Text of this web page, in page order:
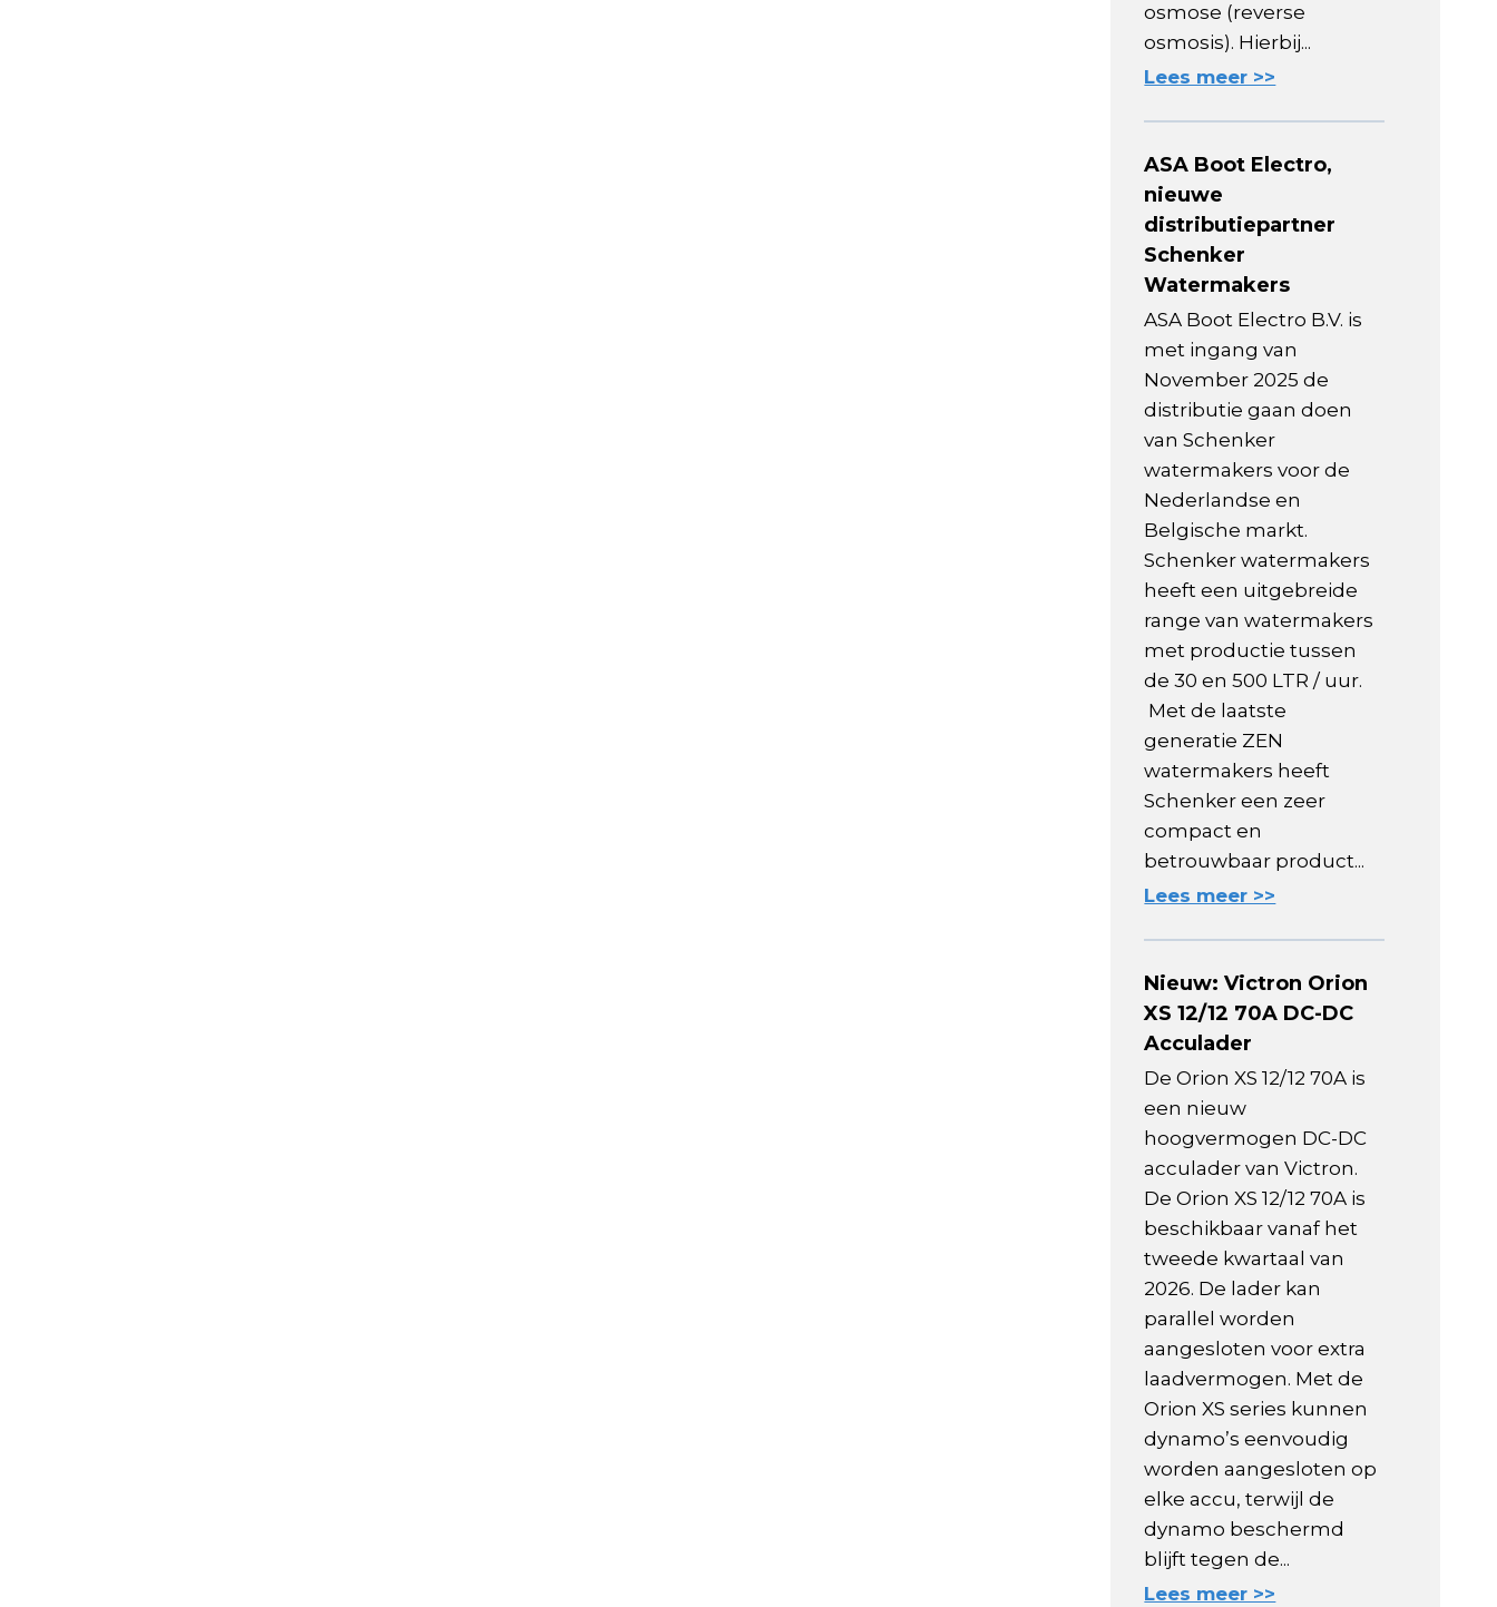
osmose (reverse
osmosis). Hierbij...
Lees meer >>
ASA Boot Electro,
nieuwe
distributiepartner
Schenker
Watermakers
ASA Boot Electro B.V. is
met ingang van
November 2025 de
distributie gaan doen
van Schenker
watermakers voor de
Nederlandse en
Belgische markt.
Schenker watermakers
heeft een uitgebreide
range van watermakers
met productie tussen
de 30 en 500 LTR / uur.
Met de laatste
generatie ZEN
watermakers heeft
Schenker een zeer
compact en
betrouwbaar product...
Lees meer >>
Nieuw: Victron Orion
XS 12/12 70A DC-DC
Acculader
De Orion XS 12/12 70A is
een nieuw
hoogvermogen DC-DC
acculader van Victron.
De Orion XS 12/12 70A is
beschikbaar vanaf het
tweede kwartaal van
2026. De lader kan
parallel worden
aangesloten voor extra
laadvermogen. Met de
Orion XS series kunnen
dynamo’s eenvoudig
worden aangesloten op
elke accu, terwijl de
dynamo beschermd
blijft tegen de...
Lees meer >>